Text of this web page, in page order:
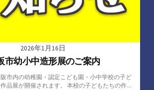
2026年1月16日
市幼小中造形展のご案内
市内の幼稚園・認定こども園・小中学校の子ど
品展が開催されます。 本校の子どもたちの作...